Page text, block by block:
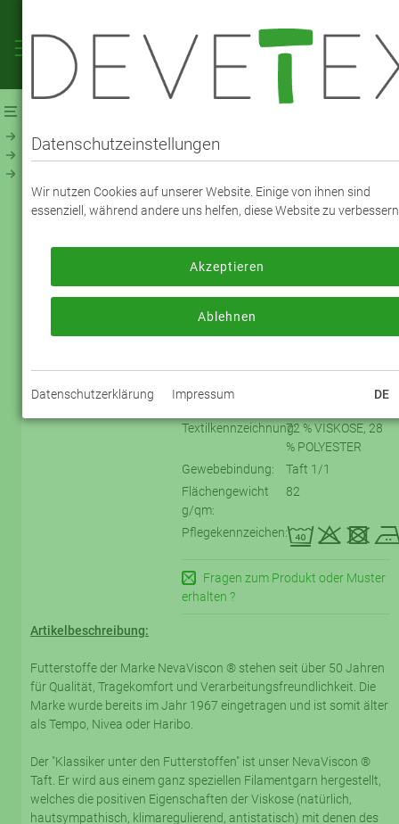
NevaViscon ® (194800)
oder registrieren sich bitte neu.
Bestelll-Nr.:
Textilkennzeichnung:72 % VISKOSE, 28
% POLYESTER
Gewebebindung:
Taft 1/1
Flächengewicht
g/qm:
82
Pflegekennzeichen:
Fragen zum Produkt oder Muster
erhalten ?
Artikelbeschreibung:
Futterstoffe der Marke NevaViscon ® stehen seit über 50 Jahren
für Qualität, Tragekomfort und Verarbeitungsfreundlichkeit. Die
Marke wurde bereits im Jahr 1967 eingetragen und ist somit älter
als Tempo, Nivea oder Haribo.
Der "Klassiker unter den Futterstoffen" ist unser NevaViscon ®
Taft. Er wird aus einem ganz speziellen Filamentgarn hergestellt,
welches die positiven Eigenschaften der Viskose (natürlich,
hautsympathisch, klimaregulierend, antistatisch) mit denen des
Datenschutzeinstellungen
Wir nutzen Cookies auf unserer Website. Einige von ihnen sind
essenziell, während andere uns helfen, diese Website zu
Ablehnen
Akzeptieren
Datenschutzerklärung Impressum DE